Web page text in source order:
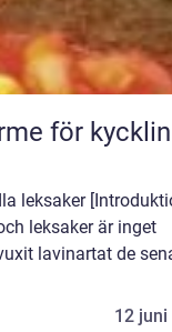
för
leksaker
leksaker är inget
lavinartat de
12 juni